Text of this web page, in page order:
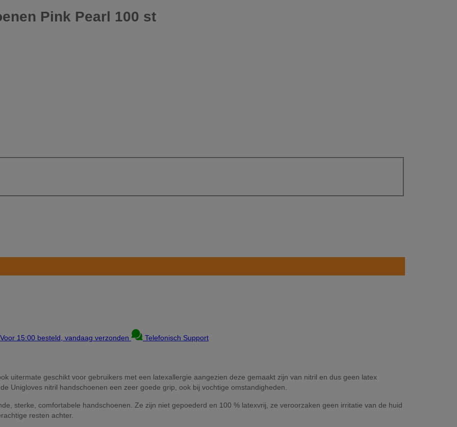
Pink Pearl 100 st
Voor 15:00 besteld, vandaag verzonden Telefonisch Support
uitermate geschikt voor gebruikers met een latexallergie aangezien deze gemaakt zijn van nitril en dus geen latex
Unigloves nitril handschoenen een zeer goede grip, ook bij vochtige omstandigheden.
sterke, comfortabele handschoenen. Ze zijn niet gepoederd en 100 % latexvrij, ze veroorzaken geen irritatie van de huid
resten achter.